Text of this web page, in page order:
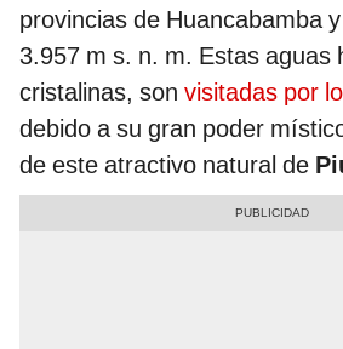
provincias de Huancabamba
3.957 m s. n. m. Estas aguas
cristalinas, son visitadas por
debido a su gran poder
de este atractivo natural de